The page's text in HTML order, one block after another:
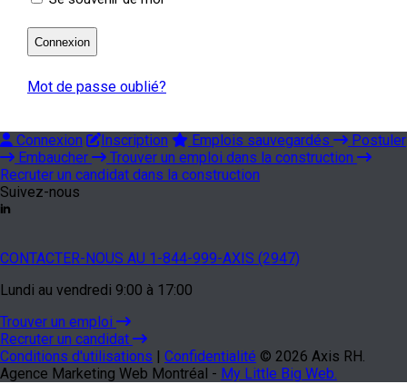
Mot de passe oublié?
Connexion Inscription Emplois sauvegardés
Postuler
Embaucher
Trouver un emploi dans la construction
Recruter un candidat dans la construction
Suivez-nous
CONTACTER-NOUS AU 1-844-999-AXIS (2947)
Lundi au vendredi 9:00 à 17:00
Trouver un emploi
Recruter un candidat
Conditions d'utilisations
Confidentialité © 2026 Axis RH.
Agence Marketing Web Montréal - My Little Big Web.